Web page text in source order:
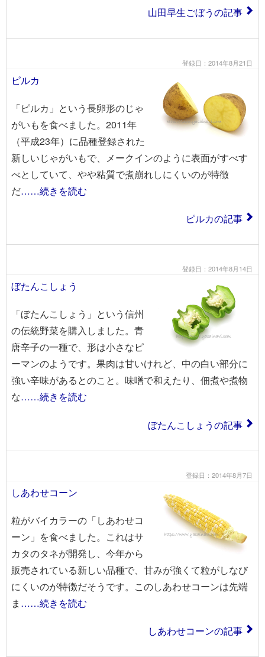
山田早生ごぼうの記事
登録日：2014年8月21日
ピルカ
「ピルカ」という長卵形のじゃ
がいもを食べました。2011年
（平成23年）に品種登録された
新しいじゃがいもで、メークインのように表面がすべす
べとしていて、やや粘質で煮崩れしにくいのが特徴
だ……続きを読む
ピルカの記事
登録日：2014年8月14日
ぼたんこしょう
「ぼたんこしょう」という信州
の伝統野菜を購入しました。青
唐辛子の一種で、形は小さなピ
ーマンのようです。果肉は甘いけれど、中の白い部分に
強い辛味があるとのこと。味噌で和えたり、佃煮や煮物
な……続きを読む
ぼたんこしょうの記事
登録日：2014年8月7日
しあわせコーン
粒がバイカラーの「しあわせコ
ーン」を食べました。これはサ
カタのタネが開発し、今年から
販売されている新しい品種で、甘みが強くて粒がしなび
にくいのが特徴だそうです。このしあわせコーンは先端
ま ……続きを読む
しあわせコーンの記事